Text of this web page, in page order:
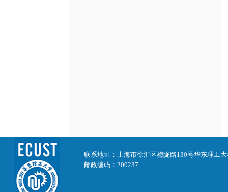
联系地址：上海市徐汇区梅陇路130号华东理工
邮政编码：200237